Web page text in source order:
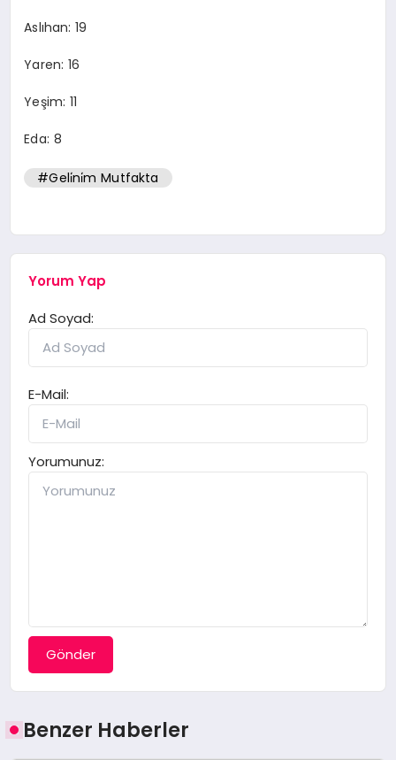
Aslıhan: 19
Yaren: 16
Yeşim: 11
Eda: 8
#Geli̇ni̇m Mutfakta
Yorum Yap
Ad Soyad:
E-Mail:
Yorumunuz:
Gönder
Benzer Haberler